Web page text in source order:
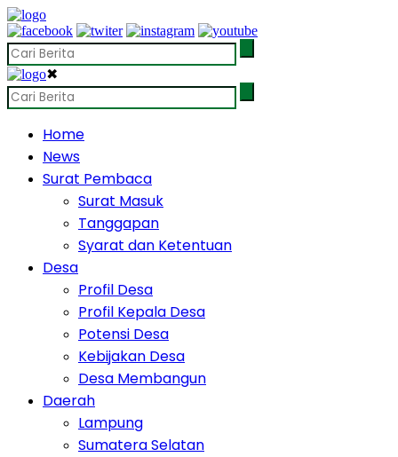
✖
Home
News
Surat Pembaca
Surat Masuk
Tanggapan
Syarat dan Ketentuan
Desa
Profil Desa
Profil Kepala Desa
Potensi Desa
Kebijakan Desa
Desa Membangun
Daerah
Lampung
Sumatera Selatan